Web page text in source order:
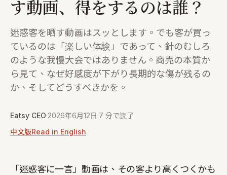
す動画、得をするのは誰？
迷惑客を晒す動画はスッとします。でも客が買っ
ているのは「楽しい体験」であって、針のむしろ
のような我慢大会ではありません。商売の本質か
ら見て、なぜ好感度が下がり長期的な傷が残るの
か、そしてどうすべきかを。
Eatsy CEO·2026年6月12日·7 分で読了
中文版Read in English
「迷惑客に一言」動画は、その客より高くつくかも